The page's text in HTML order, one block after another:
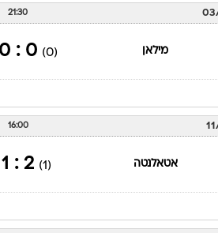
21:30
מילאן (0)
0 : 0
16:00
אטאלנטה (1)
2 : 1